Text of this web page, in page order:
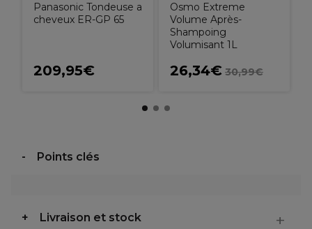
Panasonic Tondeuse a
cheveux ER-GP 65
209,95€
Osmo Extreme
Volume Après-
Shampoing
Volumisant 1L
26,34€ 30,99€
Points clés
Livraison et stock